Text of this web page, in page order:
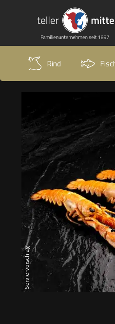
Rind
Serviervorschlag